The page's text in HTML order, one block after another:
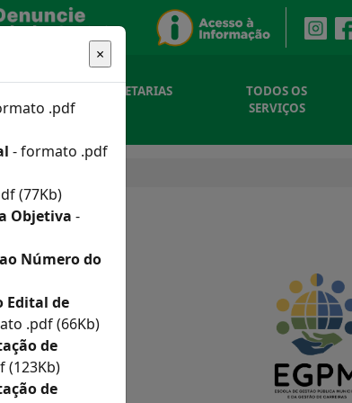
SECRETARIAS
TODOS OS
SERVIÇOS
.pdf
- formato .pdf
(77Kb)
Objetiva -
Número do
Edital de
.pdf (66Kb)
de
(123Kb)
de